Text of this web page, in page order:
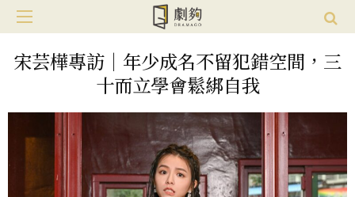
宋芸樺專訪｜年少成名不留犯錯空間，三
十而立學會鬆綁自我